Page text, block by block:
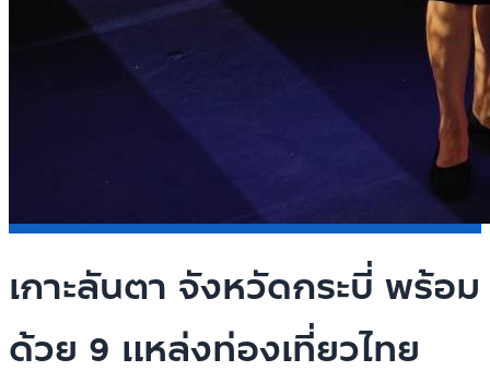
เกาะลันตา จังหวัดกระบี่ พร้อม
ด้วย 9 แหล่งท่องเที่ยวไทย